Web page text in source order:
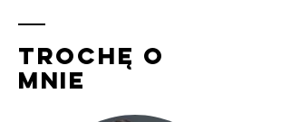
trochę o
MNIE